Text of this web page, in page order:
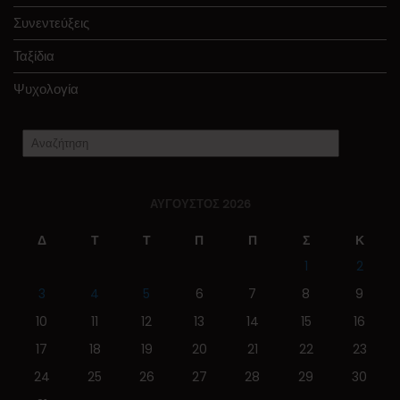
Συνεντεύξεις
Ταξίδια
Ψυχολογία
ΑΎΓΟΥΣΤΟΣ 2026
Δ Τ Τ Π Π Σ
Κ
1
2
3
4 5 6 7 8
9
10
11 12 13 14 15
16
17
18 19 20 21 22
23
24
25 26 27 28 29
30